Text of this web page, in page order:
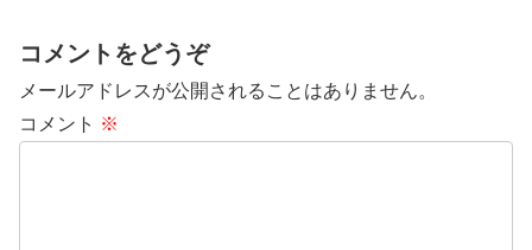
コメントをどうぞ
メールアドレスが公開されることはありません。
コメント ※